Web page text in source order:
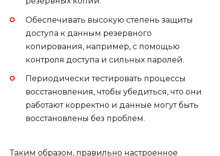
Обеспечивать высокую степень защиты
доступа к данным резервного
копирования, например, с помощью
контроля доступа и сильных паролей.
Периодически тестировать процессы
восстановления, чтобы убедиться, что они
работают корректно и данные могут быть
восстановлены без проблем.
Таким образом, правильно настроенное